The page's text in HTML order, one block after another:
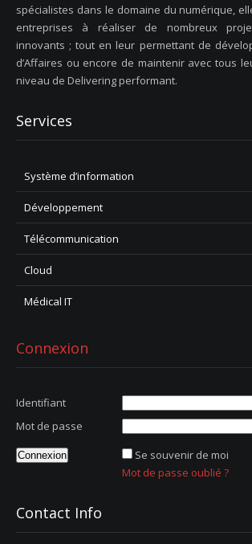
spécialistes dans le domaine du numérique,
entreprises à réaliser de nombreux
innovants ; tout en leur permettant de
d’Affaires ou encore de maintenir avec tous
niveau de Delivering performant.
Services
Système d’information
Développement
Télécommunication
Cloud
Médical IT
Connexion
Identifiant
Mot de passe
Se souvenir de moi
Mot de passe oublié ?
Contact Info